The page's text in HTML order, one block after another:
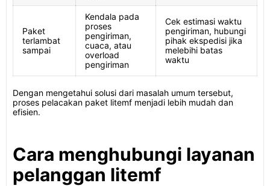
Paket
terlambat
sampai
Kendala pada
proses
pengiriman,
cuaca, atau
overload
pengiriman
Cek estimasi waktu
pengiriman, hubungi
pihak ekspedisi jika
melebihi batas
waktu
Dengan mengetahui solusi dari masalah umum tersebut,
proses pelacakan paket litemf menjadi lebih mudah dan
efisien.
Cara menghubungi layanan
pelanggan litemf